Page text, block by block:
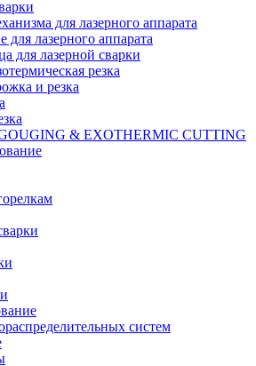
для лазерного аппарата
лазерного аппарата
для лазерной сварки
резка
и резка
& EXOTHERMIC CUTTING
систем